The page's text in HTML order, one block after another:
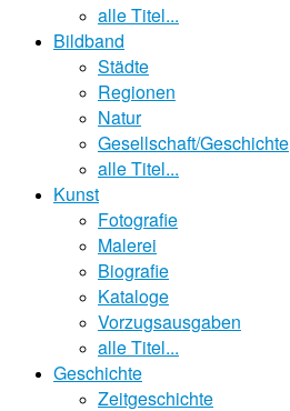
alle Titel...
Bildband
Städte
Regionen
Natur
Gesellschaft/Geschichte
alle Titel...
Kunst
Fotografie
Malerei
Biografie
Kataloge
Vorzugsausgaben
alle Titel...
Geschichte
Zeitgeschichte